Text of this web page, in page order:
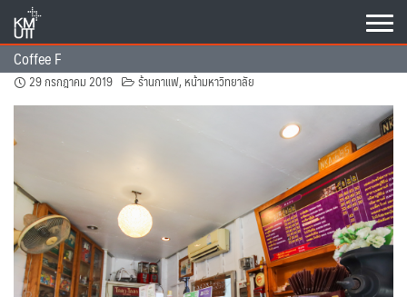
content
Coffee F
29 กรกฎาคม 2019 ร้านกาแฟ,หน้ามหาวิทยาลัย